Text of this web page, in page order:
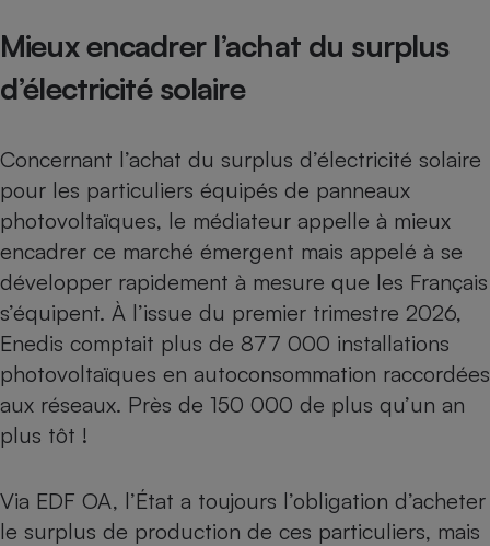
Mieux encadrer l’achat du surplus
d’électricité solaire
Concernant l’achat du surplus d’électricité solaire
pour les particuliers équipés de panneaux
photovoltaïques, le médiateur appelle à mieux
encadrer ce marché émergent mais appelé à se
développer rapidement à mesure que les Français
s’équipent. À l’issue du premier trimestre 2026,
Enedis comptait plus de 877 000 installations
photovoltaïques en autoconsommation raccordées
aux réseaux. Près de 150 000 de plus qu’un an
plus tôt !
Via EDF OA, l’État a toujours l’obligation d’acheter
le surplus de production de ces particuliers, mais